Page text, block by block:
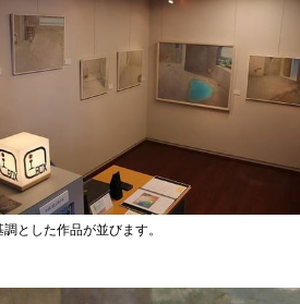
とした作品が並びます。